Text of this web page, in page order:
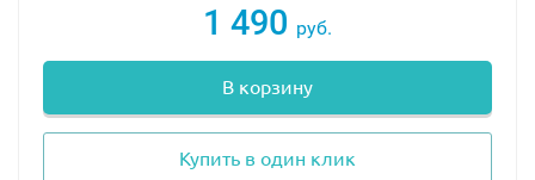
1 490 руб.
В корзину
Купить в один клик